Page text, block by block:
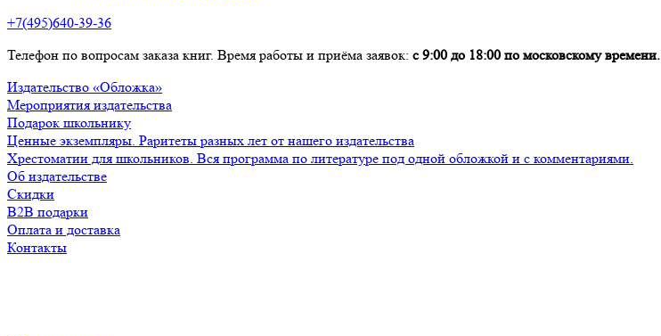
+7(495)640-39-36
Телефон по вопросам заказа книг. Время работы и приёма заявок: с 9:00 до 18:00 по московскому времени.
Издательство «Обложка»
Мероприятия издательства
Подарок школьнику
Ценные экземпляры. Раритеты разных лет от нашего издательства
Хрестоматии для школьников. Вся программа по литературе под одной обложкой и с комментариями.
Об издательстве
Скидки
B2B подарки
Оплата и доставка
Контакты